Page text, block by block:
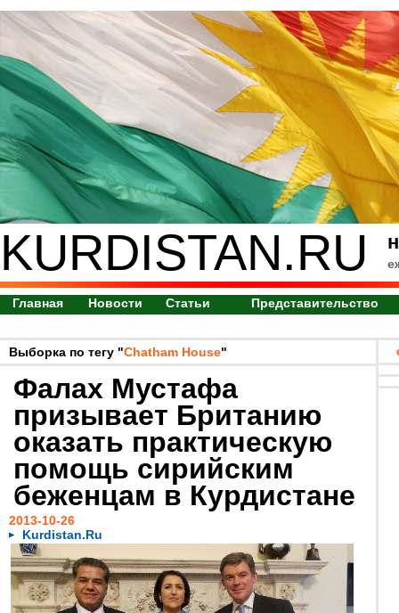
KURDISTAN.RU
Главная Новости Статьи Представительство
Выборка по тегу "Chatham House"
Фалах Мустафа
призывает Британию
оказать практическую
помощь сирийским
беженцам в Курдистане
2013-10-26
Kurdistan.Ru